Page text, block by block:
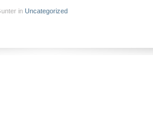
in Uncategorized